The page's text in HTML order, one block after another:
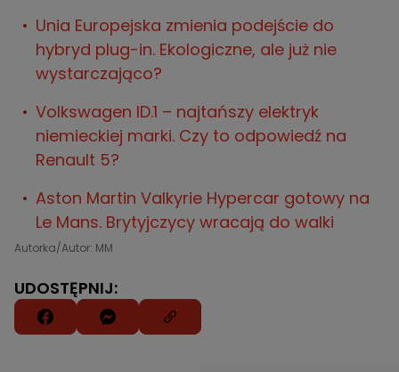
Unia Europejska zmienia podejście do
hybryd plug-in. Ekologiczne, ale już nie
wystarczająco?
Volkswagen ID.1 – najtańszy elektryk
niemieckiej marki. Czy to odpowiedź na
Renault 5?
Aston Martin Valkyrie Hypercar gotowy na
Le Mans. Brytyjczycy wracają do walki
Autorka/Autor: MM
UDOSTĘPNIJ: